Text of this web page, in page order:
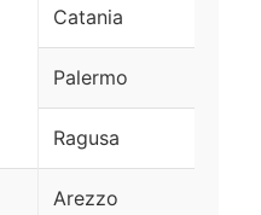
Catania
Palermo
Ragusa
Arezzo